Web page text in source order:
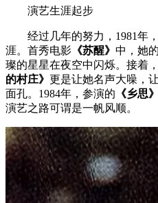
演艺生涯起步
经过几年的努力，1981年
涯。首秀电影 《苏醒》 中，她
璨的星星在夜空中闪烁。接着
的村庄》 更是让她名声大噪，
面孔。1984年，参演的 《乡思》
演艺之路可谓是一帆风顺。